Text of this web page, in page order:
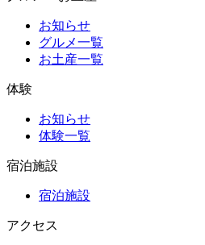
お知らせ
グルメ一覧
お土産一覧
体験
お知らせ
体験一覧
宿泊施設
宿泊施設
アクセス